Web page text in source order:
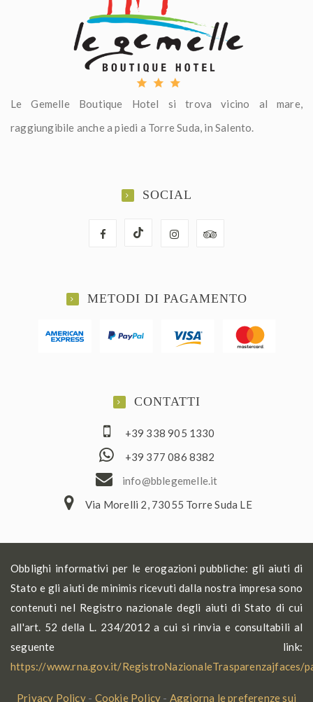
Le Gemelle Boutique Hotel si trova vicino al mare,
raggiungibile anche a piedi a Torre Suda, in Salento.
SOCIAL
METODI DI PAGAMENTO
CONTATTI
+39 338 905 1330
+39 377 086 8382
ti.el
lemeg
elbb@
ofni
Via Morelli 2, 73055 Torre Suda LE
Obblighi informativi per le erogazioni pubbliche: gli aiuti di
Stato e gli aiuti de minimis ricevuti dalla nostra impresa sono
contenuti nel Registro nazionale degli aiuti di Stato di cui
all'art. 52 della L. 234/2012 a cui si rinvia e consultabili al
seguente link:
https://www.rna.gov.it/RegistroNazionaleTrasparenzajfaces/
Privacy Policy- Cookie Policy - Aggiorna le preferenze sui